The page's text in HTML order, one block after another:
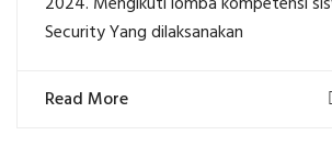
Security Yang dilaksanakan
Read More